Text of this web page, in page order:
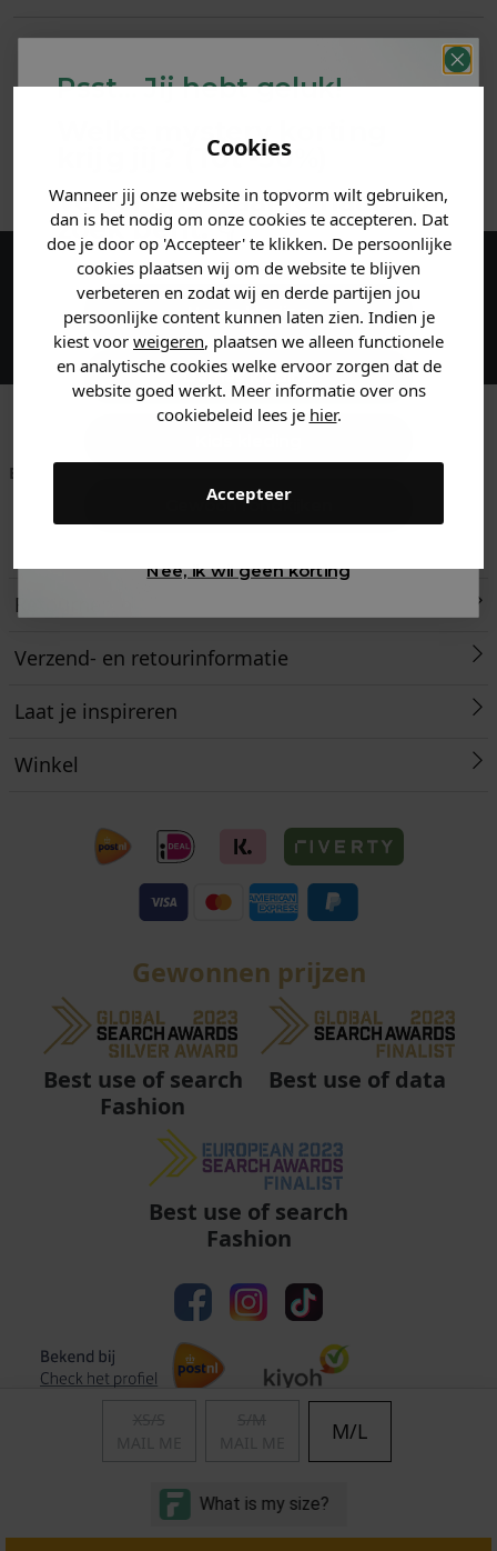
Cookies
Wanneer jij onze website in topvorm wilt gebruiken,
dan is het nodig om onze cookies te accepteren. Dat
doe je door op 'Accepteer' te klikken. De persoonlijke
cookies plaatsen wij om de website te blijven
verbeteren en zodat wij en derde partijen jou
persoonlijke content kunnen laten zien. Indien je
kiest voor weigeren, plaatsen we alleen functionele
en analytische cookies welke ervoor zorgen dat de
website goed werkt. Meer informatie over ons
cookiebeleid lees je hier.
Accepteer
M/L
Maak een account aan en ontvang 5%
korting op je eerste bestelling!
Betaal achteraf met
is morgen in huis!*
Retourneren
Verzend- en retourinformatie
Laat je inspireren
Winkel
Gewonnen prijzen
Best use of search
Fashion
Best use of data
Best use of search
Fashion
Algemene voorwaarden | Privacy
© Copyright 2011 - 2026 Soccerfanshop
Psst... Jij hebt geluk!
Welke mystery
krijg jij? (Tot-30%
Vertel ons waar je naar op
zoek bent. 👇
Heren kleding
Dames kleding
Gewoon rondkijken
Nee, ik wil geen korting